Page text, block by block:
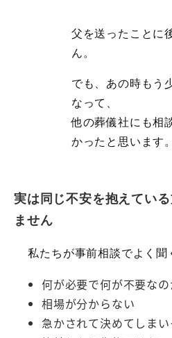
父を送ったことに
ん。
でも、あの時もう
なって、
他の葬儀社にも相
かったと思います。
実は同じ不安を抱えてい
ません
私たちが事前相談でよく聞
何が必要で何が不要な
相場が分からない
急かされて決めてしまい